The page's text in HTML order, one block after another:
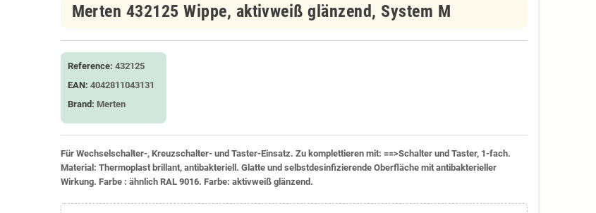
Merten 432125 Wippe, aktivweiß glänzend, System M
Reference: 432125
EAN: 4042811043131
Brand: Merten
Für Wechselschalter-, Kreuzschalter- und Taster-Einsatz. Zu komplettieren mit: ==>Schalter und Taster, 1-fach.
Material: Thermoplast brillant, antibakteriell. Glatte und selbstdesinfizierende Oberfläche mit antibakterieller
Wirkung. Farbe : ähnlich RAL 9016. Farbe: aktivweiß glänzend.